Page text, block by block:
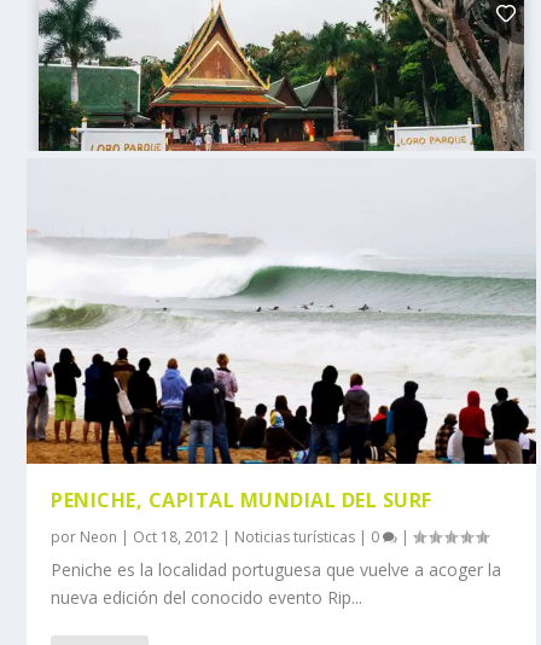
PENICHE, CAPITAL MUNDIAL DEL SURF
por Neon | Oct 18, 2012 | Noticias turísticas | 0 |
Peniche es la localidad portuguesa que vuelve a acoger la
nueva edición del conocido evento Rip...